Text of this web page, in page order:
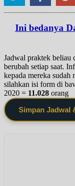
Ini bedanya
Jadwal praktek beliau
berubah setiap saat.
kepada mereka sudah
silahkan isi form di
2020 = 11.028 orang
Simpan Jadwal